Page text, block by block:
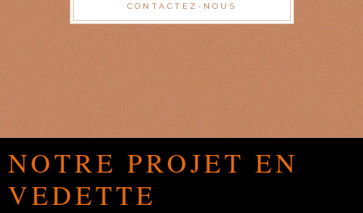
CONTACTEZ-NOUS
NOTRE PROJET EN
VEDETTE